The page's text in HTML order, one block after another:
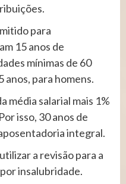
para
15 anos de
mínimas de 60
anos, para homens.
média salarial mais 1%
isso, 30 anos de
integral.
a revisão para a
insalubridade.